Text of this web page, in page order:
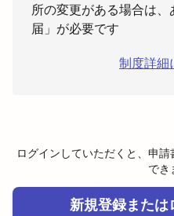
所の変更がある場合は
届」が必要です
制度詳細
ログインしていただくと、申
でき
新規登録または